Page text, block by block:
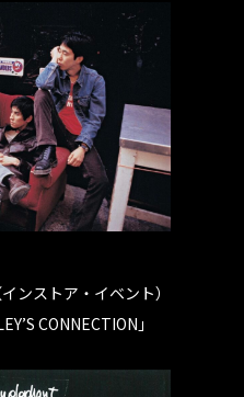
ストア・イベント）
CONNECTION」